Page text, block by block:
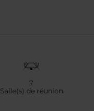
7
Salle(s) de réunion